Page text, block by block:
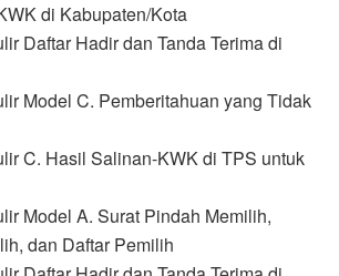
di Kabupaten/Kota
Daftar Hadir dan Tanda Terima di
Model C. Pemberitahuan yang Tidak
C. Hasil Salinan-KWK di TPS untuk
Model A. Surat Pindah Memilih,
dan Daftar Pemilih